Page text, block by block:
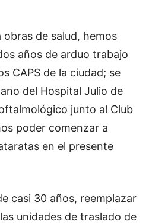
obras de salud, hemos
años de arduo trabajo
CAPS de la ciudad; se
del Hospital Julio de
junto al Club
poder comenzar a
en el presente
casi 30 años, reemplazar
unidades de traslado de